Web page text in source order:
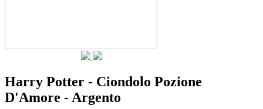
Harry Potter - Ciondolo Pozione
D'Amore - Argento